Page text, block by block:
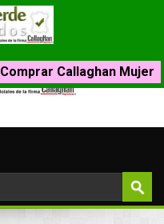
Comprar Callaghan Mujer